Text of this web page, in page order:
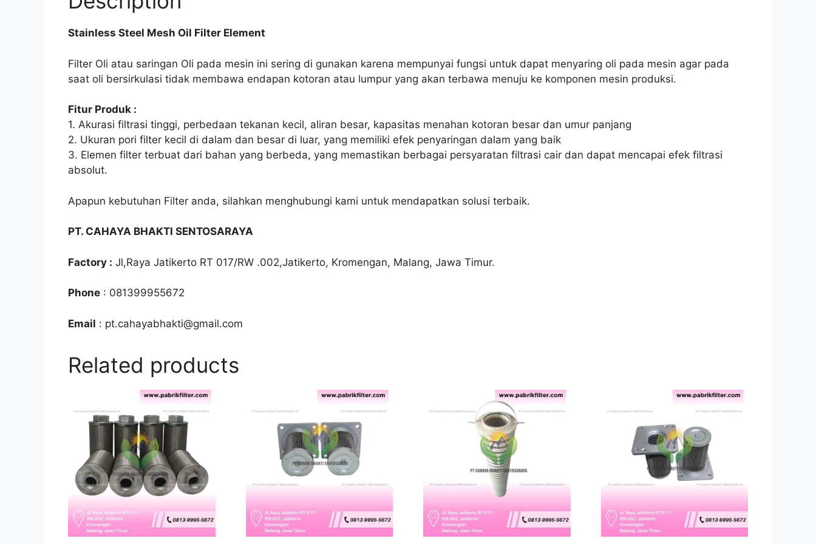
Stainless Steel Mesh Oil Filter Element
Filter Oli atau saringan Oli pada mesin ini sering di gunakan karena mempunyai fungsi untuk dapat menyaring oli pada mesin agar pada
saat oli bersirkulasi tidak membawa endapan kotoran atau lumpur yang akan terbawa menuju ke komponen mesin produksi.
Fitur Produk :
1. Akurasi filtrasi tinggi, perbedaan tekanan kecil, aliran besar, kapasitas menahan kotoran besar dan umur panjang
2. Ukuran pori filter kecil di dalam dan besar di luar, yang memiliki efek penyaringan dalam yang baik
3. Elemen filter terbuat dari bahan yang berbeda, yang memastikan berbagai persyaratan filtrasi cair dan dapat mencapai efek filtrasi
absolut.
Apapun kebutuhan Filter anda, silahkan menghubungi kami untuk mendapatkan solusi terbaik.
PT. CAHAYA BHAKTI SENTOSARAYA
Factory : Jl,Raya Jatikerto RT 017/RW .002,Jatikerto, Kromengan, Malang, Jawa Timur.
Phone : 081399955672
Email : pt.cahayabhakti@gmail.com
Related products